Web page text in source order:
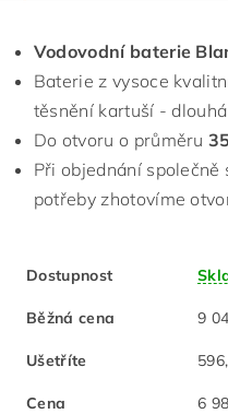
Vodovodní baterie
Baterie z vysoce
těsnění kartuší -
Do otvoru o průměru
Při objednání společně
potřeby zhotovíme
Dostupnost
Běžná cena 9
Ušetříte
Cena